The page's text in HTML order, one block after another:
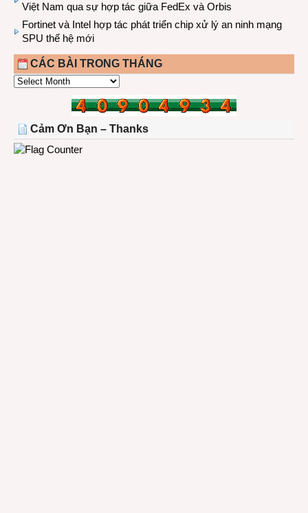
Việt Nam qua sự hợp tác giữa FedEx và Orbis
Fortinet và Intel hợp tác phát triển chip xử lý an ninh mạng
SPU thế hệ mới
CÁC BÀI TRONG THÁNG
CÁC
THÁNG
Cảm Ơn Bạn – Thanks